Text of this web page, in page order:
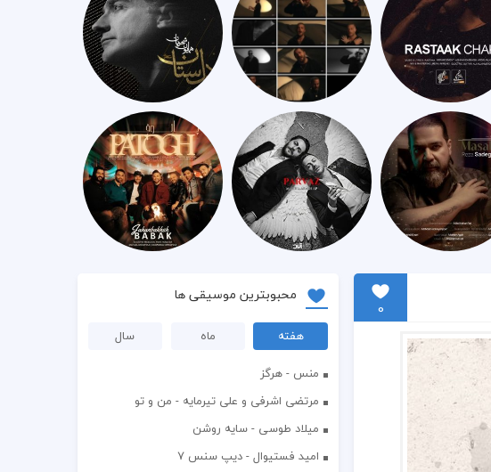
0
محبوبترین موسیقی ها
هفته ماه
سال
منس - هرگز
مرتضی اشرفی و علی تیرمایه - من و تو
میلاد طوسی - سایه روشن
اميد فستيوال - ديپ سنس ۷